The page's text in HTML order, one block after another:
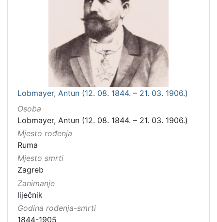
Lobmayer, Antun (12. 08. 1844. – 21. 03. 1906.)
Osoba
Lobmayer, Antun (12. 08. 1844. – 21. 03. 1906.)
Mjesto rođenja
Ruma
Mjesto smrti
Zagreb
Zanimanje
liječnik
Godina rođenja-smrti
1844-1905